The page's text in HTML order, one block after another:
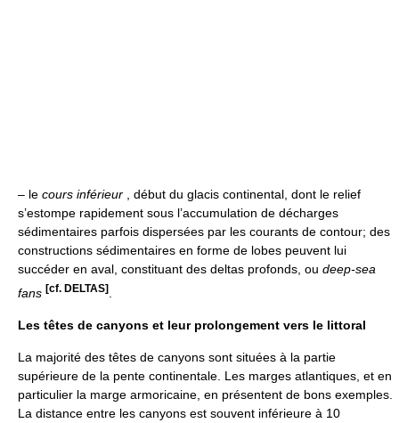
– le cours inférieur , début du glacis continental, dont le relief
s’estompe rapidement sous l’accumulation de décharges
sédimentaires parfois dispersées par les courants de contour; des
constructions sédimentaires en forme de lobes peuvent lui
succéder en aval, constituant des deltas profonds, ou deep-sea
fans [cf. DELTAS]
Les têtes de canyons et leur prolongement vers le littoral
La majorité des têtes de canyons sont situées à la partie
supérieure de la pente continentale. Les marges atlantiques, et en
particulier la marge armoricaine, en présentent de bons exemples.
La distance entre les canyons est souvent inférieure à 10